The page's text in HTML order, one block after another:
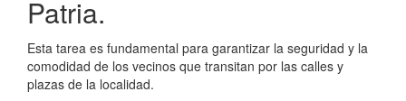
Patria.
Esta tarea es fundamental para garantizar la seguridad y la
comodidad de los vecinos que transitan por las calles y
plazas de la localidad.